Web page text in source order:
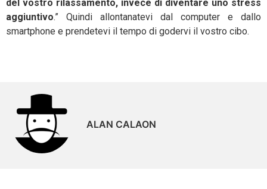
del vostro rilassamento, invece di diventare uno stress
aggiuntivo.” Quindi allontanatevi dal computer e dallo
smartphone e prendetevi il tempo di godervi il vostro cibo.
ALAN CALAON